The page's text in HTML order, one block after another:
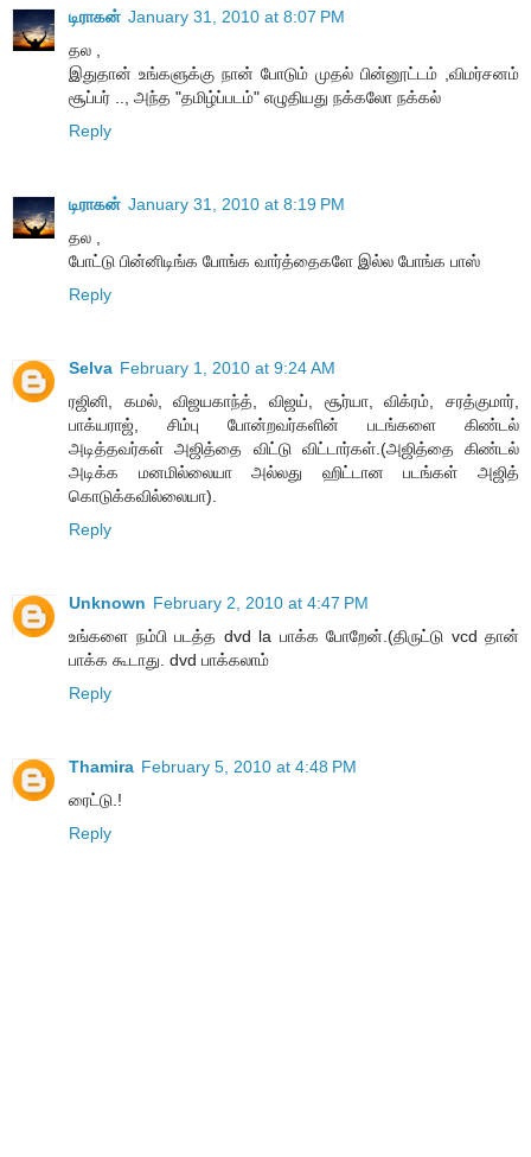
டிராகன் January 31, 2010 at 8:07 PM
தல ,
இதுதான் உங்களுக்கு நான் போடும் முதல் பின்னூட்டம் ,விமர்சனம்
சூப்பர் .., அந்த "தமிழ்ப்படம்" எழுதியது நக்கலோ நக்கல்
Reply
டிராகன் January 31, 2010 at 8:19 PM
தல ,
போட்டு பின்னிடிங்க போங்க வார்த்தைகளே இல்ல போங்க பாஸ்
Reply
Selva February 1, 2010 at 9:24 AM
ரஜினி, கமல், விஜயகாந்த், விஜய், சூர்யா, விக்ரம், சரத்குமார்,
பாக்யராஜ், சிம்பு போன்றவர்களின் படங்களை கிண்டல்
அடித்தவர்கள் அஜித்தை விட்டு விட்டார்கள்.(அஜித்தை கிண்டல்
அடிக்க மனமில்லையா அல்லது ஹிட்டான படங்கள் அஜித்
கொடுக்கவில்லையா).
Reply
Unknown February 2, 2010 at 4:47 PM
உங்களை நம்பி படத்த dvd la பாக்க போறேன்.(திருட்டு vcd தான்
பாக்க கூடாது. dvd பாக்கலாம்
Reply
Thamira February 5, 2010 at 4:48 PM
ரைட்டு.!
Reply